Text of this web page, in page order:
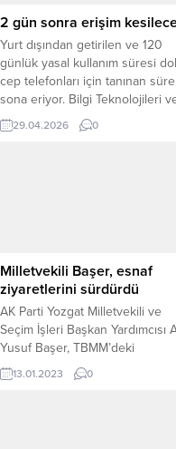
2 gün sonra erişim
Yurt dışından getirilen ve 120
günlük yasal kullanım süresi
cep telefonları için tanınan süre
sona eriyor. Bilgi Teknolojileri
İletişim Kurumu (BTK) tarafından
yürütülen IMEI kayıt denetimleri
29.04.2026 0
Milletvekili Başer, esnaf
ziyaretlerini sürdürdü
AK Parti Yozgat Milletvekili ve
Seçim İşleri Başkan Yardımcısı
Yusuf Başer, TBMM’deki
çalışmalarının ardından her
geldiği Yozgat’ta esnaf
13.01.2023 0